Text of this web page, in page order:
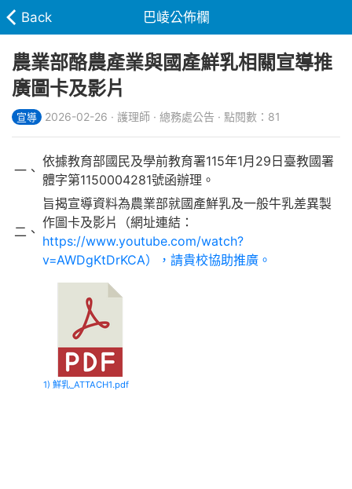
Back 巴崚公佈欄
農業部酪農產業與國產鮮乳相關宣導推
廣圖卡及影片
宣導 2026-02-26 · 護理師 · 總務處公告 · 點閱數：81
一、
依據教育部國民及學前教育署115年1月29日臺教國署
體字第1150004281號函辦理。
二、
旨揭宣導資料為農業部就國產鮮乳及一般牛乳差異製
作圖卡及影片（網址連結：
https://www.youtube.com/watch?
v=AWDgKtDrKCA），請貴校協助推廣。
1) 鮮乳_ATTACH1.pdf